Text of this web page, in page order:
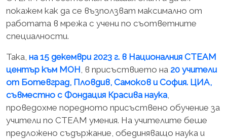
покажем как да се възползват максимално от
работата в мрежа с учени по съответните
специалности.
Така, на 15 декември 2023 г. в Националния СТЕAМ
център към МОН, в присъствието на 20 учители
от Ботевград, Пловдив, Самоков и София. ЦИА,
съвместно с Фондация Красива наука,
проведохме поредното присъствено обучение за
учители по СТЕAМ умения. На учителите беше
предложено съдържание, обединяващо наука и